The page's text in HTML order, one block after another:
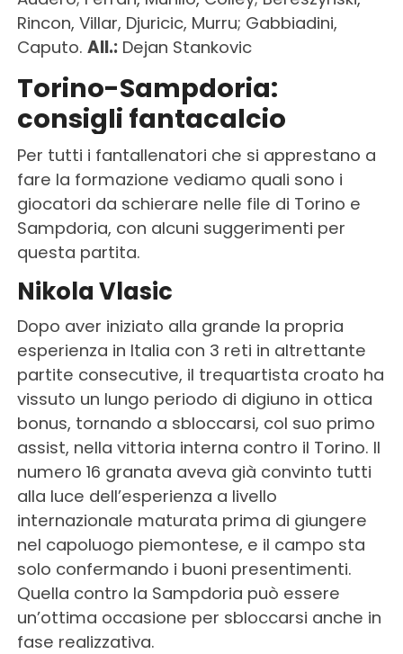
Rincon, Villar, Djuricic, Murru; Gabbiadini,
Caputo. All.:Dejan Stankovic
Torino-Sampdoria:
consigli fantacalcio
Per tutti i fantallenatori che si apprestano a
fare la formazione vediamo quali sono i
giocatori da schierare nelle file di Torino e
Sampdoria, con alcuni suggerimenti per
questa partita.
Nikola Vlasic
Dopo aver iniziato alla grande la propria
esperienza in Italia con 3 reti in altrettante
partite consecutive, il trequartista croato ha
vissuto un lungo periodo di digiuno in ottica
bonus, tornando a sbloccarsi, col suo primo
assist, nella vittoria interna contro il Torino. Il
numero 16 granata aveva già convinto tutti
alla luce dell’esperienza a livello
internazionale maturata prima di giungere
nel capoluogo piemontese, e il campo sta
solo confermando i buoni presentimenti.
Quella contro la Sampdoria può essere
un’ottima occasione per sbloccarsi anche in
fase realizzativa.